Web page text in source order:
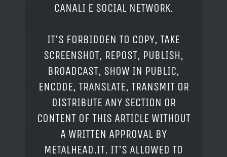
CANALI E SOCIAL NETWORK.
IT'S FORBIDDEN TO COPY, TAKE
SCREENSHOT, REPOST, PUBLISH,
BROADCAST, SHOW IN PUBLIC,
ENCODE, TRANSLATE, TRANSMIT OR
DISTRIBUTE ANY SECTION OR
CONTENT OF THIS ARTICLE WITHOUT
A WRITTEN APPROVAL BY
METALHEAD.IT. IT'S ALLOWED TO